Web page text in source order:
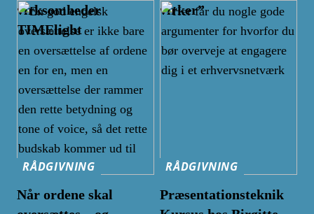
virksomheder
TIMElight
virker”
RÅDGIVNING
Når ordene skal
RÅDGIVNING
Præsentationsteknik